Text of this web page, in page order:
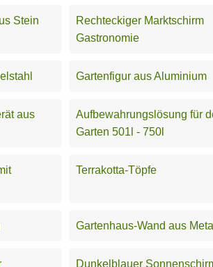
Stein
Rechteckiger Marktschirm
Gastronomie
Gartenfigur aus Aluminium
aus
Aufbewahrungslösung für
Garten 501l - 750l
Terrakotta-Töpfe
Gartenhaus-Wand aus Metall
Dunkelblauer